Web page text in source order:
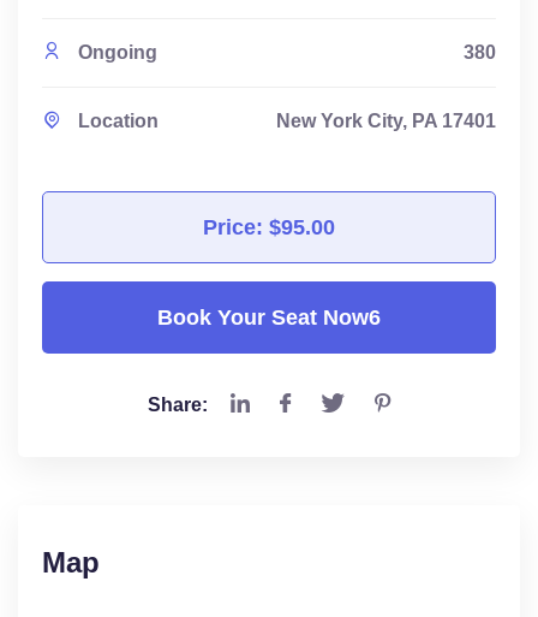
Ongoing 380
Location New York City, PA 17401
Price: $95.00
Book Your Seat Now6
Share:
Map